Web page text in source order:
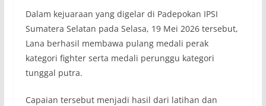
Dalam kejuaraan yang digelar di Padepokan IPSI
Sumatera Selatan pada Selasa, 19 Mei 2026 tersebut,
Lana berhasil membawa pulang medali perak
kategori fighter serta medali perunggu kategori
tunggal putra.
Capaian tersebut menjadi hasil dari latihan dan